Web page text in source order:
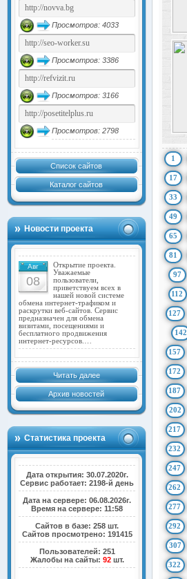
Просмотров: 4033
Просмотров: 3386
Просмотров: 3166
Просмотров: 2798
Список сайтов
Каталог сайтов
Новости проекта
Авг
08
Открытие проекта.
Уважаемые
пользователи,
приветствуем всех в
нашей новой системе
обмена интернет-трафиком и
раскрутки веб-сайтов. Сервис
предназначен для обмена
визитами, посещениями и
бесплатного продвижения
интернет-ресурсов.…
Читать далее
Архив новостей
Статистика проекта
Дата открытия: 30.07.2020г.
Сервис работает: 2198-й день
Дата на сервере: 06.08.2026г.
Время на сервере: 11:58
Сайтов в базе: 258 шт.
Сайтов просмотрено: 191415
Пользователей: 251
Жалобы на сайты: 92шт.
1
17
33
49
65
81
97
112
127
142
157
172
187
202
217
232
247
262
277
292
307
322